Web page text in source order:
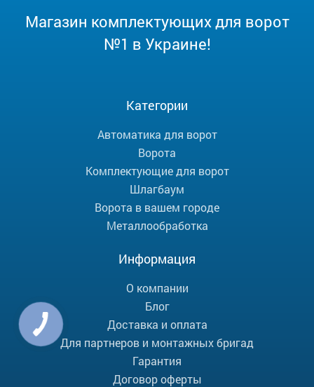
Магазин комплектующих для ворот
№1 в Украине!
Категории
Автоматика для ворот
Ворота
Комплектующие для ворот
Шлагбаум
Ворота в вашем городе
Металлообработка
Информация
О компании
Блог
Доставка и оплата
Для партнеров и монтажных бригад
Гарантия
Договор оферты